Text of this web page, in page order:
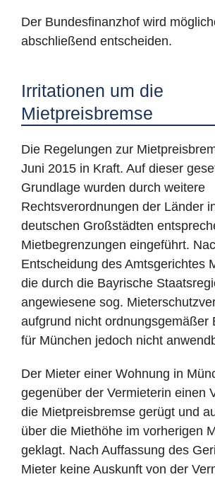
Der Bundesfinanzhof wird
abschließend entscheiden.
Irritationen um die
Mietpreisbremse
Die Regelungen zur
Juni 2015 in Kraft. Auf dieser
Grundlage wurden durch weitere
Rechtsverordnungen der Länder
deutschen Großstädten
Mietbegrenzungen eingeführt.
Entscheidung des Amtsgerichtes
die durch die Bayrische
angewiesene sog.
aufgrund nicht ordnungsgemäßer
für München jedoch nicht
Der Mieter einer Wohnung in
gegenüber der Vermieterin einen
die Mietpreisbremse gerügt und
über die Miethöhe im vorherigen
geklagt. Nach Auffassung des
Mieter keine Auskunft von der